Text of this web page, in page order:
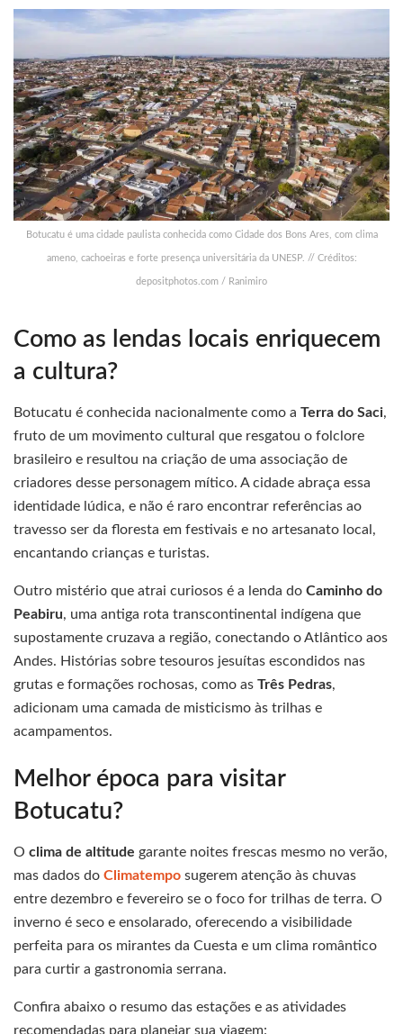
Botucatu é uma cidade paulista conhecida como Cidade dos Bons Ares, com clima
ameno, cachoeiras e forte presença universitária da UNESP. // Créditos:
depositphotos.com / Ranimiro
Como as lendas locais enriquecem
a cultura?
Botucatu é conhecida nacionalmente como a Terra do Saci,
fruto de um movimento cultural que resgatou o folclore
brasileiro e resultou na criação de uma associação de
criadores desse personagem mítico. A cidade abraça essa
identidade lúdica, e não é raro encontrar referências ao
travesso ser da floresta em festivais e no artesanato local,
encantando crianças e turistas.
Outro mistério que atrai curiosos é a lenda do Caminho do
Peabiru, uma antiga rota transcontinental indígena que
supostamente cruzava a região, conectando o Atlântico aos
Andes. Histórias sobre tesouros jesuítas escondidos nas
grutas e formações rochosas, como as Três Pedras,
adicionam uma camada de misticismo às trilhas e
acampamentos.
Melhor época para visitar
Botucatu?
O clima de altitude garante noites frescas mesmo no verão,
mas dados do Climatempo sugerem atenção às chuvas
entre dezembro e fevereiro se o foco for trilhas de terra. O
inverno é seco e ensolarado, oferecendo a visibilidade
perfeita para os mirantes da Cuesta e um clima romântico
para curtir a gastronomia serrana.
Confira abaixo o resumo das estações e as atividades
recomendadas para planejar sua viagem: